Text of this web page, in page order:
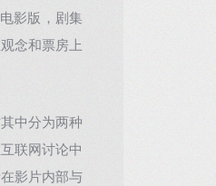
影版，剧集
念和票房上
中分为两种
联网讨论中
影片内部与